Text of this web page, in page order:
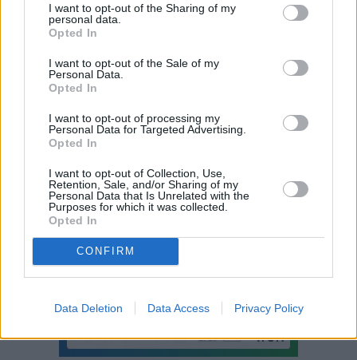
I want to opt-out of the Sharing of my
personal data.
Opted In
I want to opt-out of the Sale of my
Personal Data.
Opted In
I want to opt-out of processing my
Personal Data for Targeted Advertising.
Opted In
I want to opt-out of Collection, Use,
Retention, Sale, and/or Sharing of my
Personal Data that Is Unrelated with the
Purposes for which it was collected.
Opted In
CONFIRM
Data Deletion Data Access Privacy Policy